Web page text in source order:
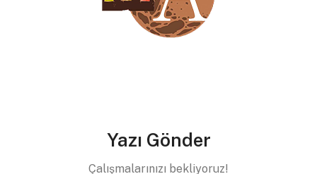
Yazı Gönder
Çalışmalarınızı bekliyoruz!